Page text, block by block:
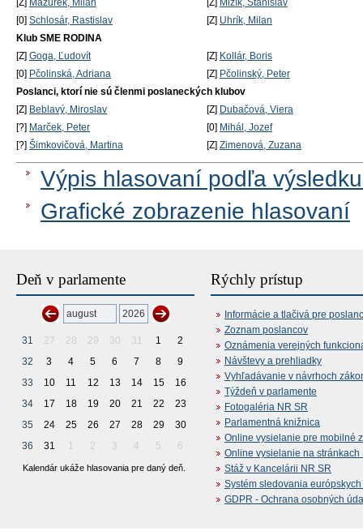
[Z] Mazurek, Milan [Z] Mizík, Stanislav
[0] Schlosár, Rastislav [Z] Uhrík, Milan
Klub SME RODINA
[Z] Goga, Ľudovít [Z] Kollár, Boris
[0] Pčolinská, Adriana [Z] Pčolinský, Peter
Poslanci, ktorí nie sú členmi poslaneckých klubov
[Z] Beblavý, Miroslav [Z] Dubačová, Viera
[?] Marček, Peter [0] Mihál, Jozef
[?] Šimkovičová, Martina [Z] Zimenová, Zuzana
Výpis hlasovaní podľa
Grafické zobrazenie hlasovaní
Deň v parlamente
31 27 28 29 30 31 1
2
32
3 4 5 6 7 8
9
33
10 11 12 13 14 15
16
34
17 18 19 20 21 22
23
35
24 25 26 27 28 29
30
36
31 1 2 3 4 5 6
Kalendár ukáže hlasovania pre daný deň.
Rýchly prístup
Informácie a tlačivá pre
Zoznam poslancov
Oznámenia verejných
Návštevy a prehliadky
Vyhľadávanie v návrhoch
Týždeň v parlamente
Fotogaléria NR SR
Parlamentná knižnica
Online vysielanie pre mobilné
Online vysielanie na stránkach
Stáž v Kancelárii NR SR
Systém sledovania
GDPR - Ochrana osobných